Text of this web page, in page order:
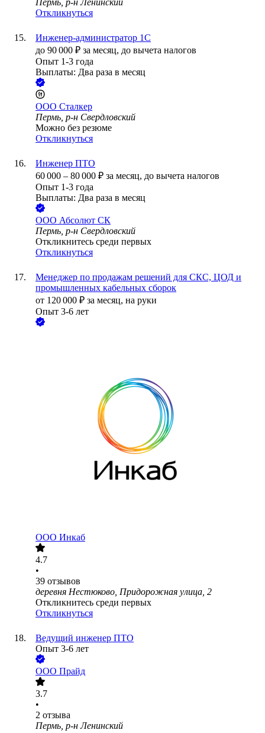
Пермь, р-н Ленинский
Откликнуться
Инженер-администратор 1С
до 90 000 ₽ за месяц, до вычета налогов
Опыт 1-3 года
Выплаты: Два раза в месяц
ООО Сталкер
Пермь, р-н Свердловский
Можно без резюме
Откликнуться
Инженер ПТО
60 000 – 80 000 ₽ за месяц, до вычета налогов
Опыт 1-3 года
Выплаты: Два раза в месяц
ООО Абсолют СК
Пермь, р-н Свердловский
Откликнитесь среди первых
Откликнуться
Менеджер по продажам решений для СКС, ЦОД и
промышленных кабельных сборок
от 120 000 ₽ за месяц, на руки
Опыт 3-6 лет
ООО Инкаб
4.7
•
39 отзывов
деревня Нестюково, Придорожная улица, 2
Откликнитесь среди первых
Откликнуться
Ведущий инженер ПТО
Опыт 3-6 лет
ООО Прайд
3.7
•
2 отзыва
Пермь, р-н Ленинский